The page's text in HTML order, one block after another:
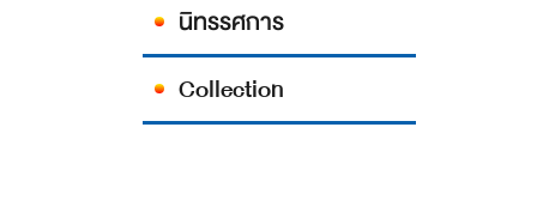
นิทรรศการ
Collection